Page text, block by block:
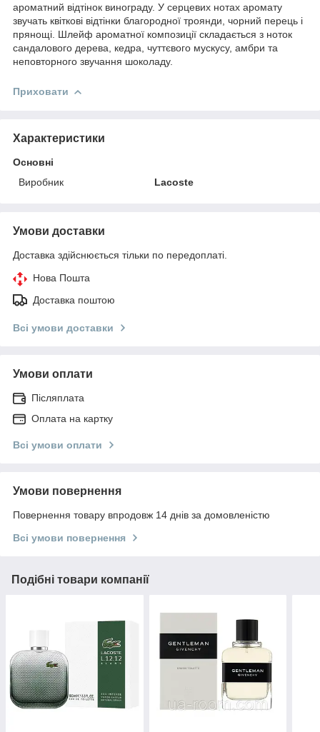
ароматний відтінок винограду. У серцевих нотах аромату
звучать квіткові відтінки благородної троянди, чорний перець і
прянощі. Шлейф ароматної композиції складається з ноток
сандалового дерева, кедра, чуттєвого мускусу, амбри та
неповторного звучання шоколаду.
Приховати
Характеристики
Основні
Виробник
Lacoste
Умови доставки
Доставка здійснюється тільки по передоплаті.
Нова Пошта
Доставка поштою
Всі умови доставки
Умови оплати
Післяплата
Оплата на картку
Всі умови оплати
Умови повернення
Повернення товару впродовж 14 днів за домовленістю
Всі умови повернення
Подібні товари компанії